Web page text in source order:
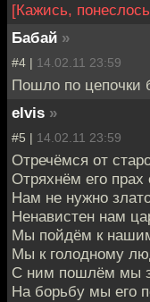
[Кажись,
Бабай »
#4 | 14.02.11 23:59
Пошло по цепочки
elvis »
#5 | 14.02.11 23:59
Отречёмся от
Отряхнём его прах
Нам не нужно
Ненавистен нам
Мы пойдём к
Мы к голодному
С ним пошлём мы
На борьбу мы его